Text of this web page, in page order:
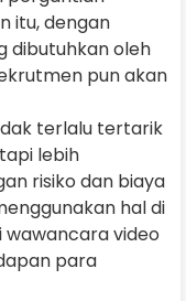
itu, dengan
dibutuhkan oleh
pun akan
terlalu tertarik
lebih
risiko dan biaya
hal di
video
para